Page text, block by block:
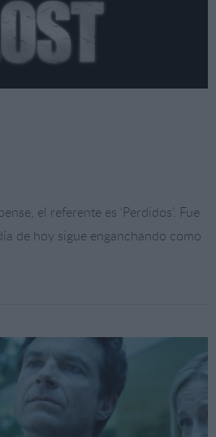
el referente es ‘Perdidos’. Fue
de hoy sigue enganchando como